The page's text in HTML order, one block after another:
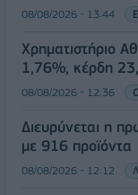
08/08/2026 - 13:44
Χρηματιστήριο
1,76%, κέρδη
08/08/2026 - 12:36
Διευρύνεται η
με 916 προϊόντα
08/08/2026 - 12:12